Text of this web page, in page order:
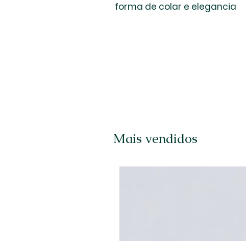
forma de colar e elegancia
Mais vendidos